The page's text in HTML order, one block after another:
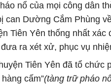
nổ của mọi công dân
Dường Cắm Phùng
Tiên Yên thống nhất
ra xét xử, phục vụ
Tiên Yên đã tổ chức
cấm”(tàng trữ pháo